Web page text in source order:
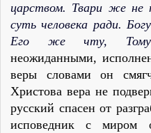
царством. Твари же не
суть человека ради.
Его же чту, Тому
неожиданными,
веры словами он
Христова вера не
русский спасен от
исповедник с миром